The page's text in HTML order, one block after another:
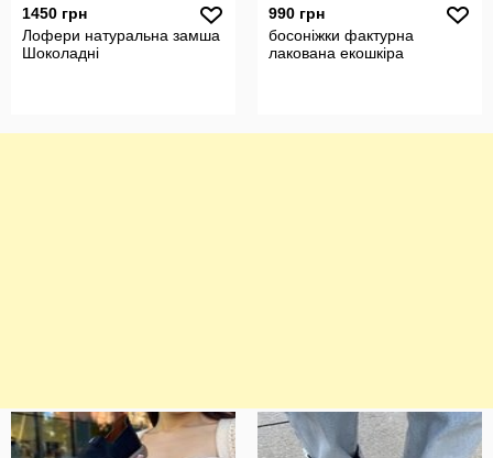
1450 грн
Лофери натуральна замша
Шоколадні
990 грн
босоніжки фактурна
лакована екошкіра